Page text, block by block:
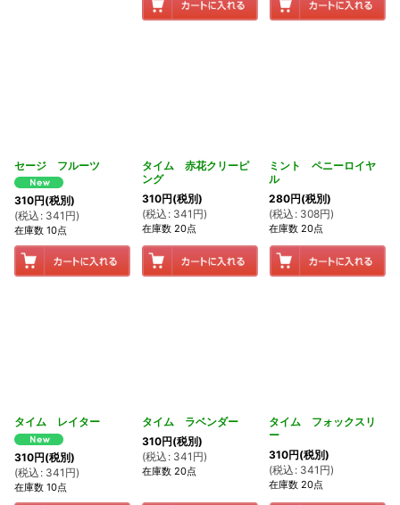
セージ フルーツ
310円(税別)
(税込 : 341 円)
在庫数 10点
タイム 赤花クリーピ
ング
310円(税別)
(税込 : 341 円)
在庫数 20点
ミント ペニーロイヤ
ル
280円(税別)
(税込 : 308円)
在庫数 20点
タイム レイター
310円(税別)
(税込 : 341 円)
在庫数 10点
タイム ラベンダー
310円(税別)
(税込 : 341 円)
在庫数 20点
タイム フォックスリ
ー
310円(税別)
(税込 : 341 円)
在庫数 20点